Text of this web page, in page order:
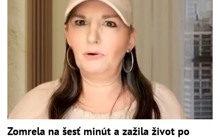
Zomrela na šesť minút a zažila život po